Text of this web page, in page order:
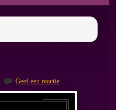
Geef een reactie